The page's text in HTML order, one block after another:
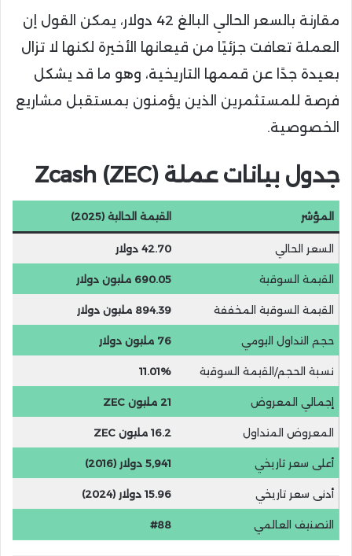
مقارنة بالسعر الحالي البالغ 42 دولار، يمكن القول إن
العملة تعافت جزئيًا من قيعانها الأخيرة لكنها لا تزال
بعيدة جدًا عن قممها التاريخية، وهو ما قد يشكل
فرصة للمستثمرين الذين يؤمنون بمستقبل مشاريع
الخصوصية.
جدول بيانات عملة Zcash (ZEC)
المؤشر القيمة الحالية (2025)
السعر الحالي 42.70 دولار
القيمة السوقية 690.05 مليون دولار
القيمة السوقية المخففة 894.39 مليون دولار
حجم التداول اليومي 76 مليون دولار
نسبة الحجم/القيمة السوقية 11.01%
إجمالي المعروض 21 مليون ZEC
المعروض المتداول 16.2 مليون ZEC
أعلى سعر تاريخي 5,941 دولار (2016)
أدنى سعر تاريخي 15.96 دولار (2024)
التصنيف العالمي #88